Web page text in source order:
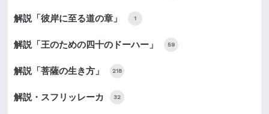
解説「彼岸に至る道の章」 1
解説「王のための四十のドーハー」 59
解説「菩薩の生き方」 218
解説・スフリッレーカ 32